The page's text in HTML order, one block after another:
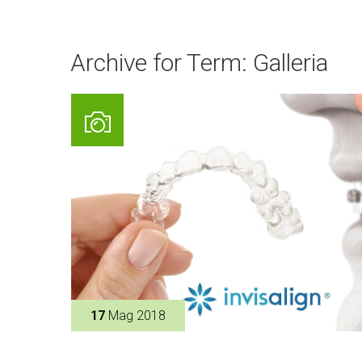
Archive for Term: Galleria
17 Mag 2018